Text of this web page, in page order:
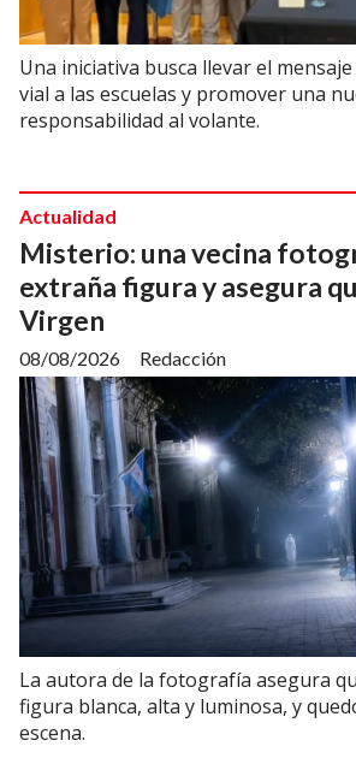
Una iniciativa busca llevar el
vial a las escuelas y promover una
responsabilidad al volante.
Misterio: una vecina
extraña figura y asegura
Virgen
Redacción
Actualidad
08/08/2026
La autora de la fotografía asegura
figura blanca, alta y luminosa, y
escena.